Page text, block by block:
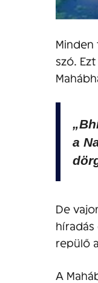
Minden
szó.
a
De
repülő
A